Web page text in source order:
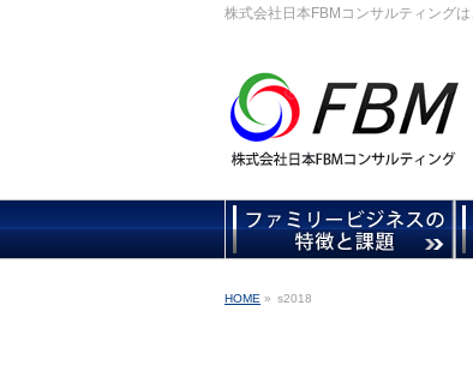
株式会社日本FBMコンサルティング
HOME » s2018